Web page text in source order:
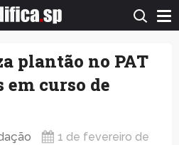
plantão no PAT
curso de
1 de fevereiro de